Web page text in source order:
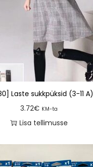
Laste sukkpüksid (3-11 A)
3.72€ KM-ta
Lisa tellimusse